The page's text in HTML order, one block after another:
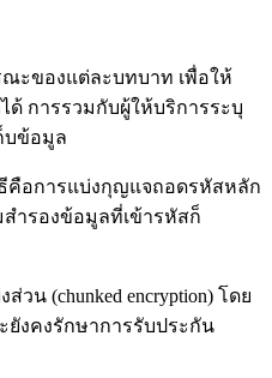
ะของแต่ละบทบาท เพื่อให้
ด้ การรวมกับผู้ให้บริการระบุ
บข้อมูล
คือการแบ่งกุญแจถอดรหัสหลัก
สำรองข้อมูลที่เข้ารหัสก็
น (chunked encryption) โดย
งคงรักษาการรับประกัน